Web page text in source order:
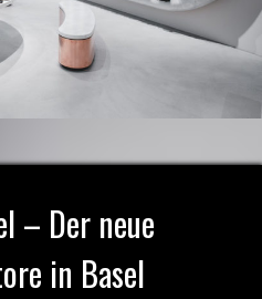
– Der neue
in Basel